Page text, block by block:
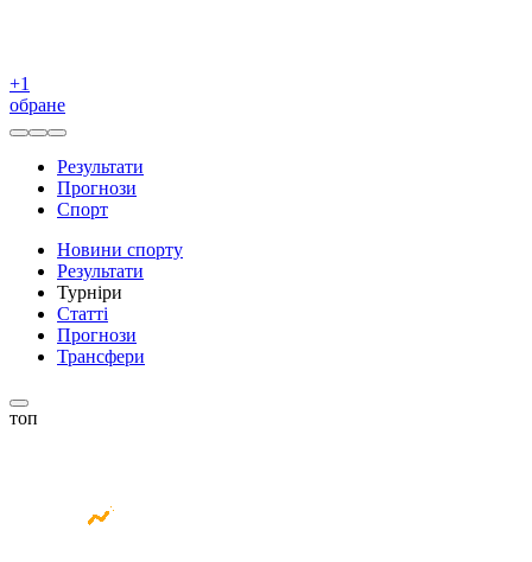
+1
обране
Результати
Прогнози
Спорт
Новини спорту
Результати
Турніри
Статті
Прогнози
Трансфери
топ